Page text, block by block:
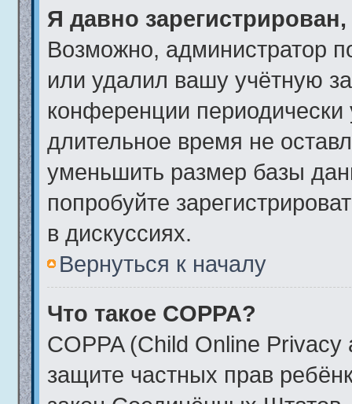
Я давно
Возможно, администратор
или удалил вашу учётную
конференции периодически
длительное время не
уменьшить размер базы
попробуйте
в дискуссиях.
Вернуться к началу
Что такое COPPA?
COPPA (Child Online
защите частных прав